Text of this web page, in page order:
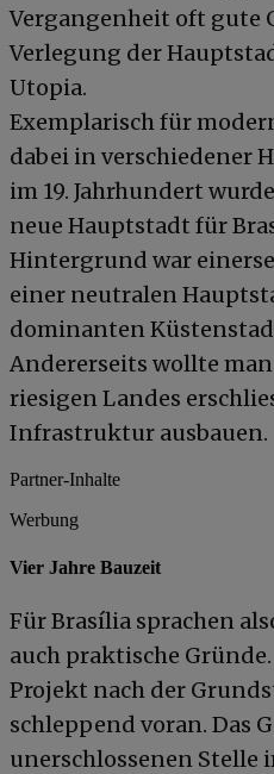
Vergangenheit oft gute
Verlegung der
Utopia.
Exemplarisch für
dabei in verschiedener
im 19. Jahrhundert
neue Hauptstadt für
Hintergrund war
einer neutralen
dominanten
Andererseits wollte
riesigen Landes
Infrastruktur ausbauen.
Partner-Inhalte
Werbung
Vier Jahre Bauzeit
Für Brasília sprachen
auch praktische
Projekt nach der
schleppend voran. Das
unerschlossenen Stelle